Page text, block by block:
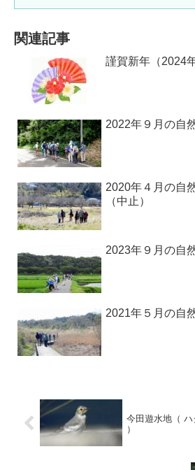
関連記事
謹賀新年（2024年
2022年９月の自
2020年４月の自
（中止）
2023年９月の自
2021年５月の自
今田遊水地（
）